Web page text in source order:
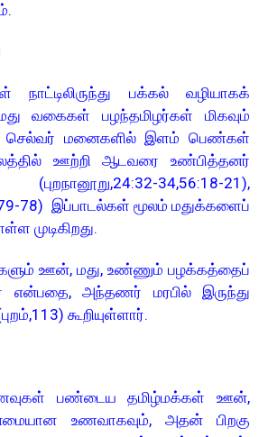
பக்கல் வழியாகக்
வகைகள் பழந்தமிழர்கள் மிகவும்
செல்வர் மனைகளில் இளம் பெண்கள்
ஊற்றி ஆடவரை உண்பித்தனர்
34,56:18-21),
78) இப்பாடல்கள் மூலம் மதுக்களைப்
முடிகிறது.
மது, உண்ணும் பழக்கத்தைப்
என்பதை, அந்தணர் மரபில் இருந்து
கூறியுள்ளார்.
பண்டைய தமிழ்மக்கள் ஊன்,
உணவாகவும், அதன் பிறகு